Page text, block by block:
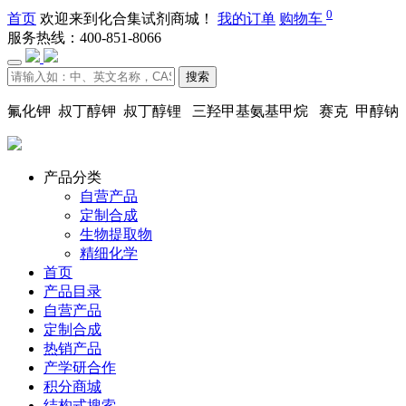
首页 欢迎来到化合集试剂商城！ 我的订单 购物车 0
服务热线：400-851-8066
搜索
氟化钾 叔丁醇钾 叔丁醇锂 三羟甲基氨基甲烷 赛克 甲醇钠
产品分类
自营产品
定制合成
生物提取物
精细化学
首页
产品目录
自营产品
定制合成
热销产品
产学研合作
积分商城